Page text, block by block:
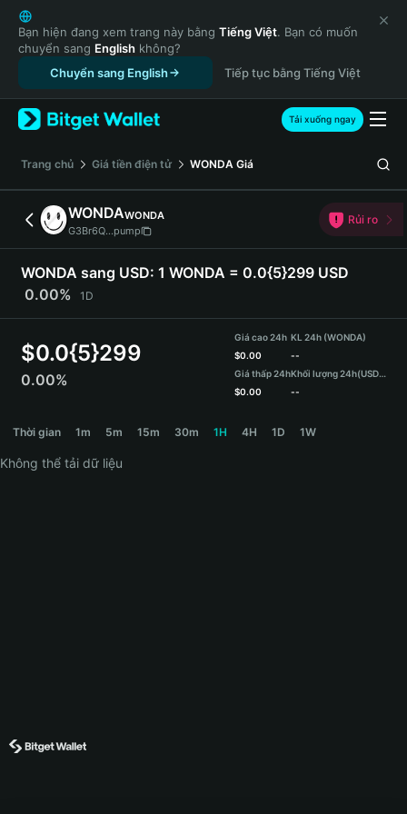
English
日本語
Tiếng Việt
Русский
Español (Latinoamérica)
Türkçe
Français
Deutsch
简体中文
繁體中文
Português (Portugal)
Bahasa Indonesia
ภาษาไทย
हिन्दी
Español
Português (Brasil)
Bạn hiện đang xem trang này bằng Tiếng Việt. Bạn có muốn
chuyển sang English không?
Chuyển sang English
Tiếp tục bằng Tiếng Việt
Tải xuống ngay
‌Trang chủ Giá tiền điện tử WONDA Giá
WONDAWONDA
G3Br6Q...pump
Rủi ro
WONDA sang USD: 1 WONDA = 0.0{5}299 USD
0.00%
1D
$0.0{5}299
0.00%
Giá cao 24h
$0.00
Giá thấp 24h
$0.00
KL 24h (WONDA)
--
Khối lượng 24h(USDT)
--
Thời gian 1m 5m 15m 30m 1H 4H 1D 1W
Không thể tải dữ liệu